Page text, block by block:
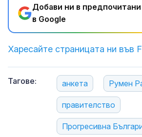
Добави ни в
в Google
Харесайте страницата ни във
Тагове: анкета Румен
правителство
Прогресивна